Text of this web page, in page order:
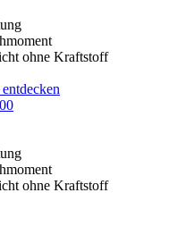
ohne Kraftstoff
ohne Kraftstoff